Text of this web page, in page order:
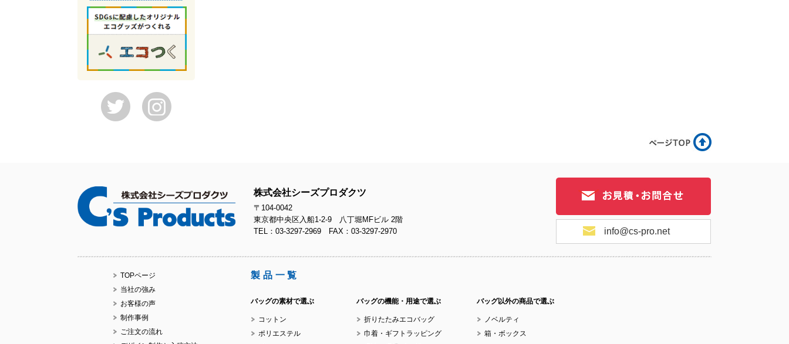
No.17-066 No.17-065
株式会社シーズプロダクツ
〒104-0042
東京都中央区入船1-2-9 八丁堀MFビル 2階
TEL：03-3297-2969 FAX：03-3297-2970
info@cs-pro.net
TOPページ
当社の強み
お客様の声
制作事例
ご注文の流れ
製品一覧
バッグの素材で選ぶ
コットン
ポリエステル
バッグの機能・用途で選ぶ
折りたたみエコバッグ
巾着・ギフトラッピング
バッグ以外の商品で選ぶ
ノベルティ
箱・ボックス